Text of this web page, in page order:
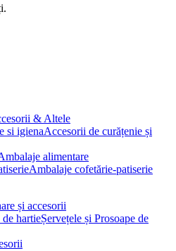
& Altele
Accesorii de curățenie și
alimentare
Ambalaje cofetărie-patiserie
și accesorii
Șervețele și Prosoape de